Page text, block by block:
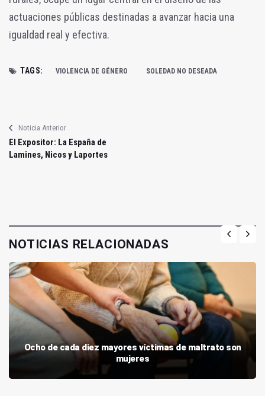
actuaciones públicas destinadas a avanzar hacia una
igualdad real y efectiva.
TAGS: VIOLENCIA DE GÉNERO SOLEDAD NO DESEADA
Noticia Anterior
El Expositor: La España de
Lamines, Nicos y Laportes
NOTICIAS RELACIONADAS
Ocho de cada diez mayores víctimas de maltrato son
mujeres